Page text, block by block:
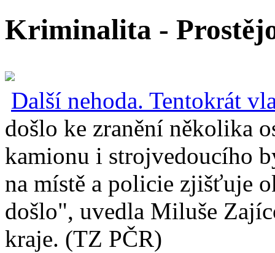
Kriminalita -
Další nehoda. Tentokrát
došlo ke zranění několika
kamionu i strojvedoucího
na místě a policie zjišťuje
došlo", uvedla Miluše
kraje. (TZ PČR)